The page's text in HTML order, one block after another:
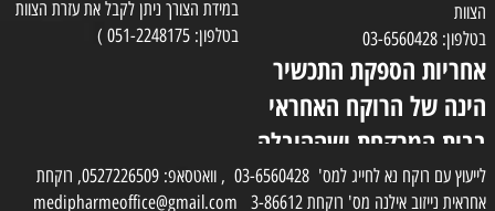
הצוות
בטלפון: 03-6560428
אחריות הספקת התכשיר
הינה של הרוקח האחראי
בבית המרקחת ושההובלה
בפועל תעשה בעזרת
במידת הצורך ניתן לקבל את עזרת הצוות
בטלפון: 051-2248175 )
לייעוץ עם רוקח נא לחייג למס' 03-6560428 , וואטסאפ: 0527226509, רוקחת
אחראית נייזוב אילנה מס' רוקחת 3-86612 medipharmeoffice@gmail.com